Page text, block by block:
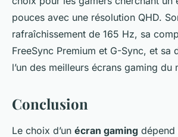
pouces avec une résolution QHD.
rafraîchissement de 165 Hz, sa
FreeSync Premium et G-Sync, et sa
l’un des meilleurs écrans gaming du
Conclusion
Le choix d’un écran gaming dépend